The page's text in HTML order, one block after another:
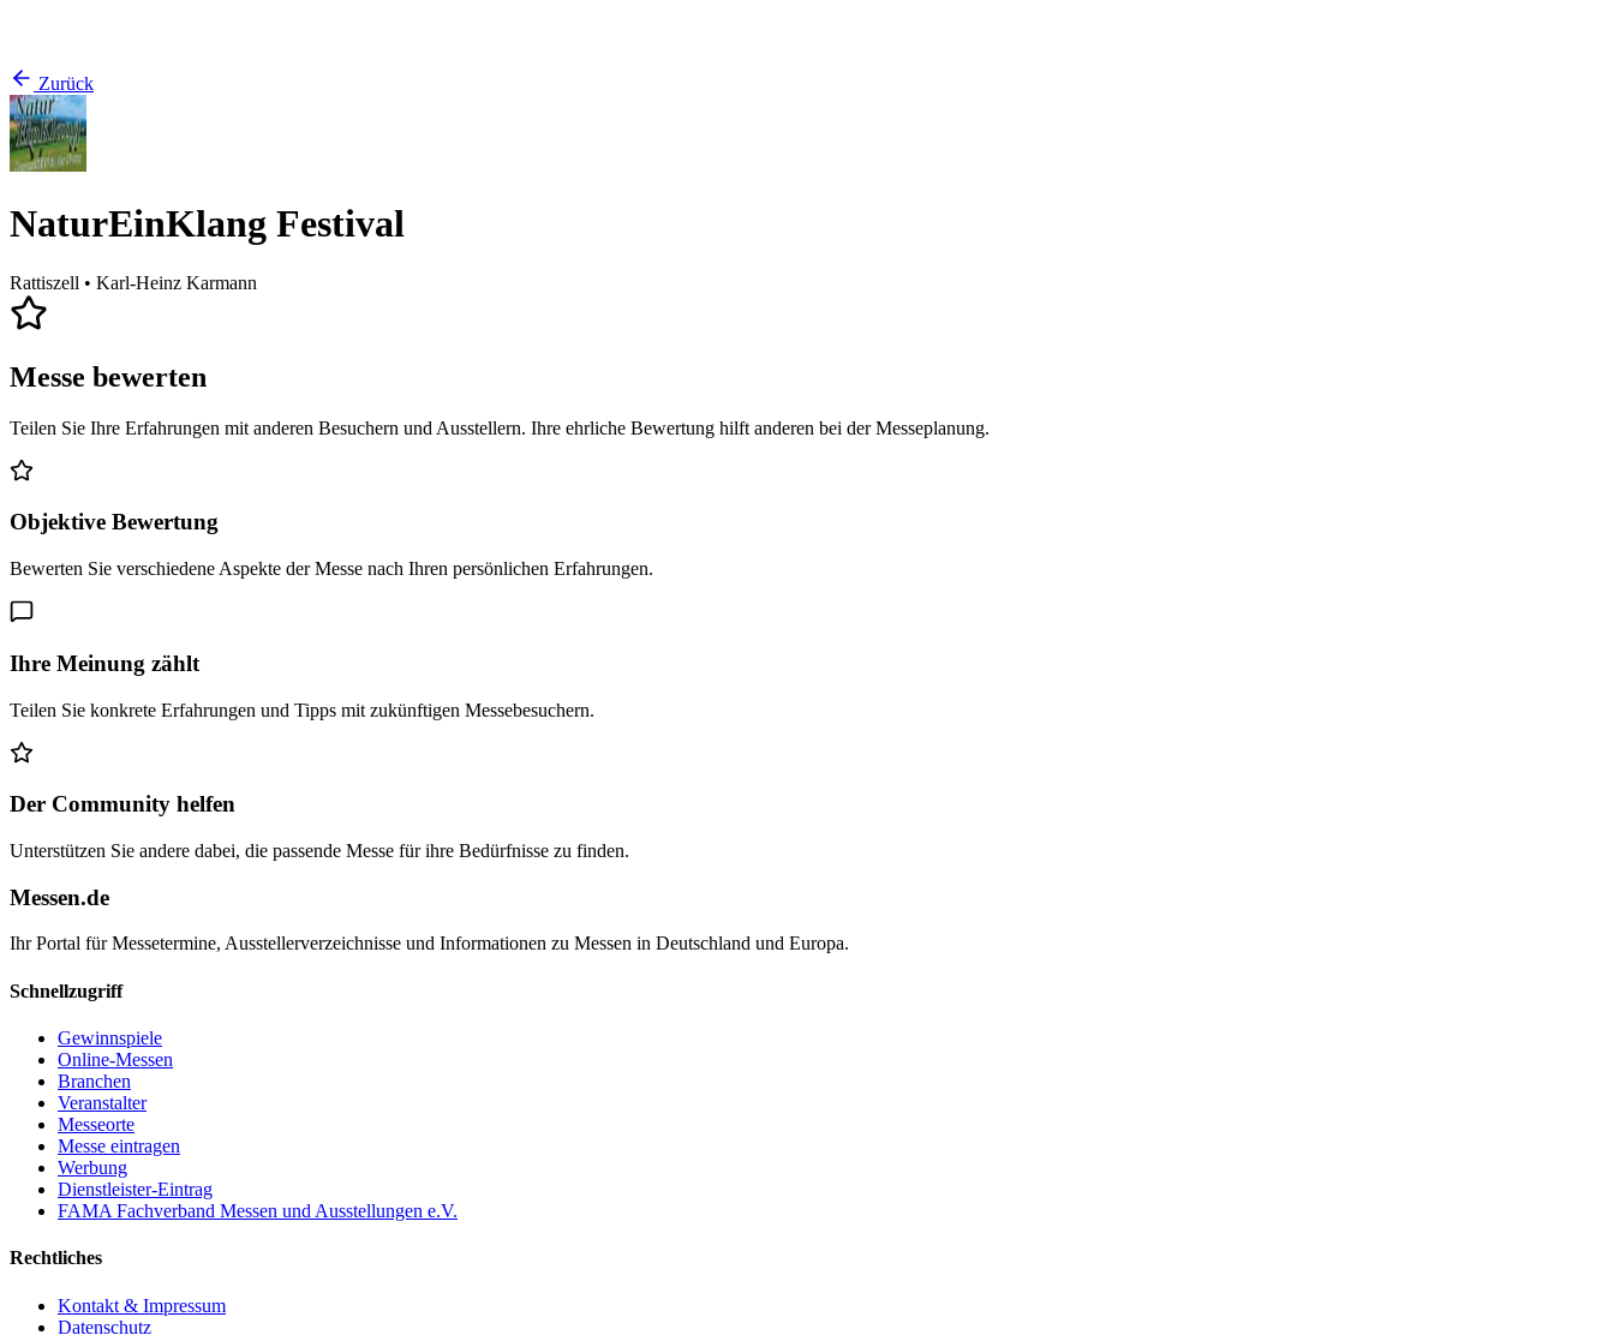
Zurück
NaturEinKlang Festival
Rattiszell • Karl-Heinz Karmann
Messe bewerten
Teilen Sie Ihre Erfahrungen mit anderen Besuchern und Ausstellern. Ihre ehrliche Bewertung hilft anderen bei der Messeplanung.
Objektive Bewertung
Bewerten Sie verschiedene Aspekte der Messe nach Ihren persönlichen Erfahrungen.
Ihre Meinung zählt
Teilen Sie konkrete Erfahrungen und Tipps mit zukünftigen Messebesuchern.
Der Community helfen
Unterstützen Sie andere dabei, die passende Messe für ihre Bedürfnisse zu finden.
Messen.de
Ihr Portal für Messetermine, Ausstellerverzeichnisse und Informationen zu Messen in Deutschland und Europa.
Schnellzugriff
Gewinnspiele
Online-Messen
Branchen
Veranstalter
Messeorte
Messe eintragen
Werbung
Dienstleister-Eintrag
FAMA Fachverband Messen und Ausstellungen e.V.
Rechtliches
Kontakt & Impressum
Datenschutz